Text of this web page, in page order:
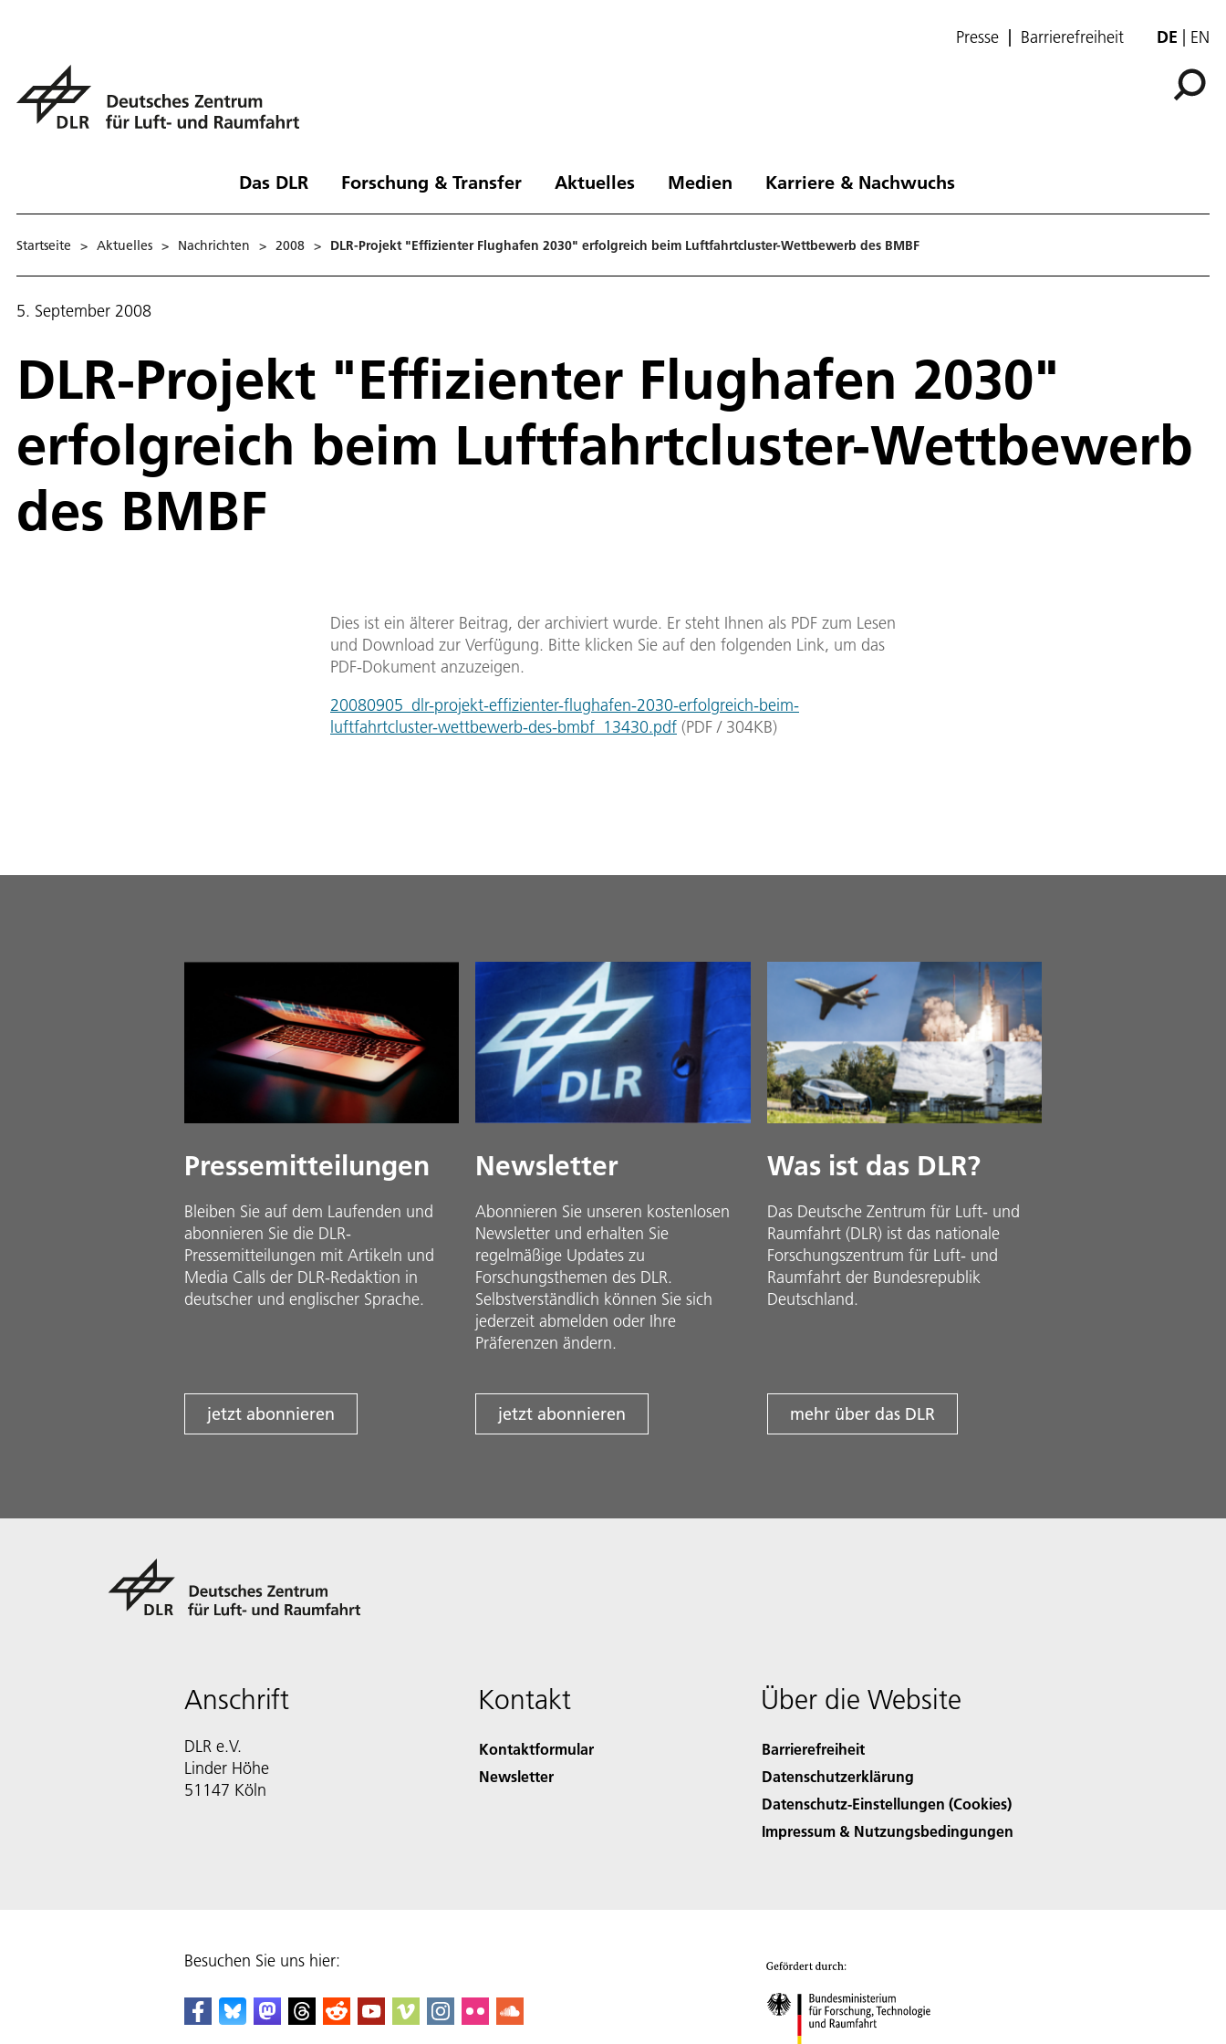
Presse Barrierefreiheit DE EN
Das DLR Forschung & Transfer Aktuelles Medien Karriere & Nachwuchs
Startseite > Aktuelles > Nachrichten > 2008 > DLR-Projekt "Effizienter Flughafen 2030" erfolgreich beim Luftfahrtcluster-Wettbewerb des BMBF
5. September 2008
DLR-Projekt "Effizienter Flughafen 2030"
erfolgreich beim Luftfahrtcluster-Wettbewerb
des BMBF
Dies ist ein älterer Beitrag, der archiviert wurde. Er steht Ihnen als PDF zum Lesen
und Download zur Verfügung. Bitte klicken Sie auf den folgenden Link, um das
PDF-Dokument anzuzeigen.
20080905_dlr-projekt-effizienter-flughafen-2030-erfolgreich-beim-
luftfahrtcluster-wettbewerb-des-bmbf_13430.pdf (PDF / 304KB)
Pressemitteilungen
Bleiben Sie auf dem Laufenden und
abonnieren Sie die DLR-
Pressemitteilungen mit Artikeln und
Media Calls der DLR-Redaktion in
deutscher und englischer Sprache.
jetzt abonnieren
Newsletter
Abonnieren Sie unseren kostenlosen
Newsletter und erhalten Sie
regelmäßige Updates zu
Forschungsthemen des DLR.
Selbstverständlich können Sie sich
jederzeit abmelden oder Ihre
Präferenzen ändern.
jetzt abonnieren
Was ist das DLR?
Das Deutsche Zentrum für Luft- und
Raumfahrt (DLR) ist das nationale
Forschungszentrum für Luft- und
Raumfahrt der Bundesrepublik
Deutschland.
mehr über das DLR
Anschrift
DLR e.V.
Linder Höhe
51147 Köln
Kontakt
Kontaktformular
Newsletter
Über die Website
Barrierefreiheit
Datenschutzerklärung
Datenschutz-Einstellungen (Cookies)
Impressum & Nutzungsbedingungen
Besuchen Sie uns hier: